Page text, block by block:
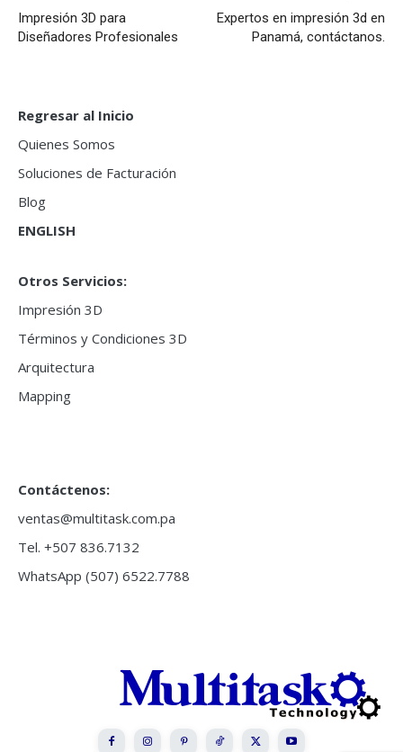
Impresión 3D para
Diseñadores Profesionales
Expertos en impresión 3d en
Panamá, contáctanos.
Regresar al Inicio
Quienes Somos
Soluciones de Facturación
Blog
ENGLISH
Otros Servicios:
Impresión 3D
Términos y Condiciones 3D
Arquitectura
Mapping
Contáctenos:
ventas@multitask.com.pa
Tel. +507 836.7132
WhatsApp (507) 6522.7788